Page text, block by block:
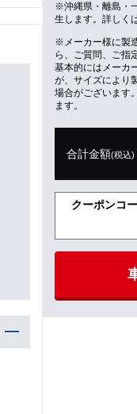
※沖縄県・離島・
生します。詳しく
※メーカー様に製
ら、ご質問、ご指
基本的にはメーカ
が、サイズにより
場合がございます
ます。
合計金額(税込)
クーポンコ